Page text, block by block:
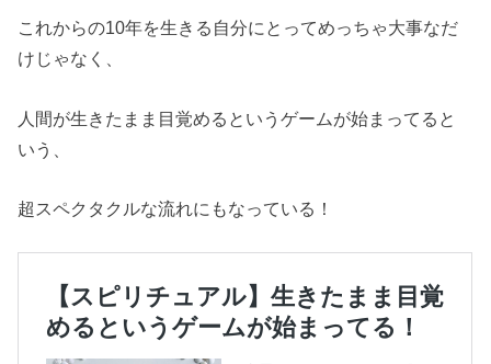
これからの10年を生きる自分にとってめっちゃ大事なだ
けじゃなく、
人間が生きたまま目覚めるというゲームが始まってると
いう、
超スペクタクルな流れにもなっている！